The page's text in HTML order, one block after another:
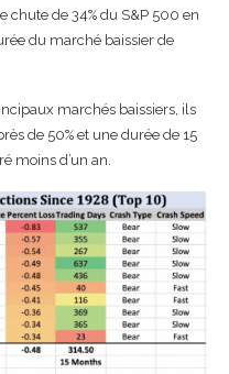
chute de 34% du S&P 500 en
du marché baissier de
marchés baissiers, ils
de 50% et une durée de 15
moins d’un an.